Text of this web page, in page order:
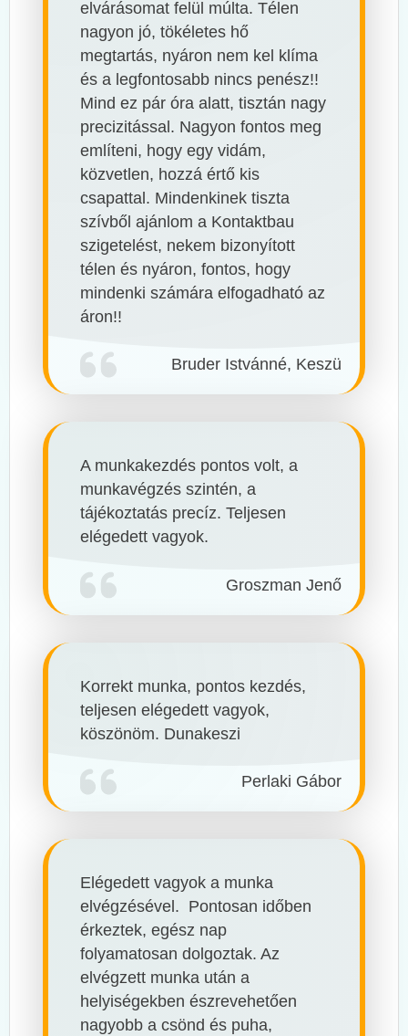
elvárásomat felül múlta. Télen
nagyon jó, tökéletes hő
megtartás, nyáron nem kel klíma
és a legfontosabb nincs penész!!
Mind ez pár óra alatt, tisztán nagy
precizitással. Nagyon fontos meg
említeni, hogy egy vidám,
közvetlen, hozzá értő kis
csapattal. Mindenkinek tiszta
szívből ajánlom a Kontaktbau
szigetelést, nekem bizonyított
télen és nyáron, fontos, hogy
mindenki számára elfogadható az
áron!!
Bruder Istvánné, Keszü
A munkakezdés pontos volt, a
munkavégzés szintén, a
tájékoztatás precíz. Teljesen
elégedett vagyok.
Groszman Jenő
Korrekt munka, pontos kezdés,
teljesen elégedett vagyok,
köszönöm. Dunakeszi
Perlaki Gábor
Elégedett vagyok a munka
elvégzésével. Pontosan időben
érkeztek, egész nap
folyamatosan dolgoztak. Az
elvégzett munka után a
helyiségekben észrevehetően
nagyobb a csönd és puha,